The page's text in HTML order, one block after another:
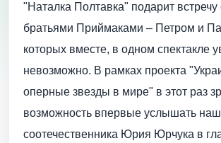
"Наталка Полтавка" подарит
братьями Приймаками – Петром и
которых вместе, в одном спектакле
невозможно. В рамках проекта
оперные звезды в мире" в этот раз
возможность впервые услышать
соотечественника Юрия Юрчука в